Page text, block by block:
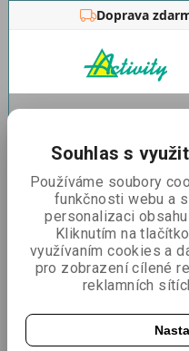
Doprava
Reklamní
Souhlas s
Používáme soubory
funkčnosti webu a
personalizaci
Kliknutím na
využívaním cookies a
pro zobrazení cílené
reklamních